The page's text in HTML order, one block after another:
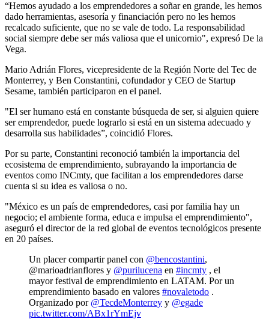
“Hemos ayudado a los emprendedores a soñar en grande, les hemos
dado herramientas, asesoría y financiación pero no les hemos
recalcado suficiente, que no se vale de todo. La responsabilidad
social siempre debe ser más valiosa que el unicornio", expresó De la
Vega.
Mario Adrián Flores, vicepresidente de la Región Norte del Tec de
Monterrey, y Ben Constantini, cofundador y CEO de Startup
Sesame, también participaron en el panel.
"El ser humano está en constante búsqueda de ser, si alguien quiere
ser emprendedor, puede lograrlo si está en un sistema adecuado y
desarrolla sus habilidades”, coincidió Flores.
Por su parte, Constantini reconoció también la importancia del
ecosistema de emprendimiento, subrayando la importancia de
eventos como INCmty, que facilitan a los emprendedores darse
cuenta si su idea es valiosa o no.
"México es un país de emprendedores, casi por familia hay un
negocio; el ambiente forma, educa e impulsa el emprendimiento",
aseguró el director de la red global de eventos tecnológicos presente
en 20 países.
Un placer compartir panel con @bencostantini,
@marioadrianflores y @purilucena en #incmty , el
mayor festival de emprendimiento en LATAM. Por un
emprendimiento basado en valores #novaletodo .
Organizado por @TecdeMonterrey y @egade
pic.twitter.com/ABx1rYmEjv